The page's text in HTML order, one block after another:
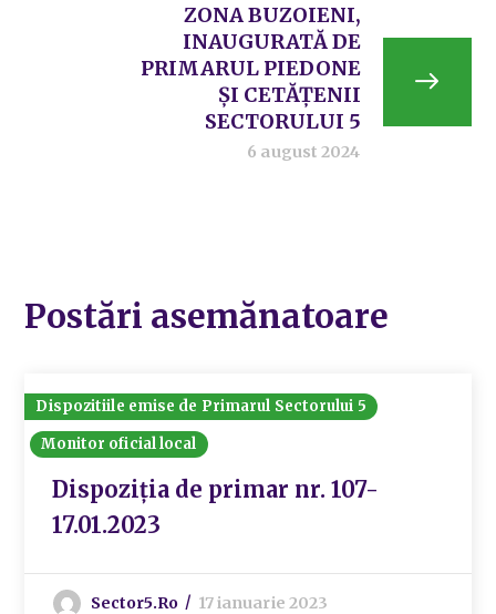
ZONA BUZOIENI,
INAUGURATĂ DE
PRIMARUL PIEDONE
ȘI CETĂȚENII
SECTORULUI 5
6 august 2024
Postări asemănatoare
Dispozitiile emise de Primarul Sectorului 5
Monitor oficial local
Dispoziția de primar nr. 107-
17.01.2023
Sector5.ro 17 ianuarie 2023